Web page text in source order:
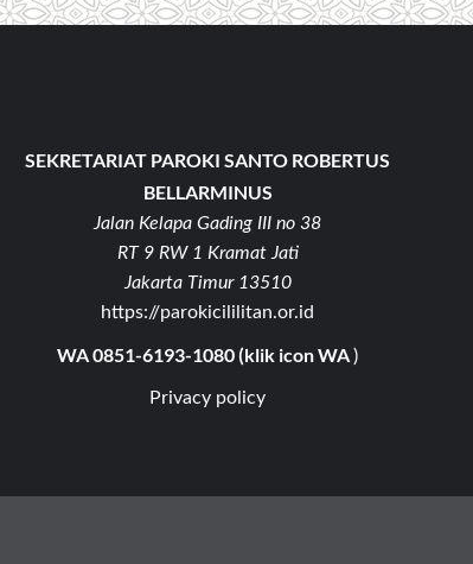
SEKRETARIAT PAROKI SANTO ROBERTUS
BELLARMINUS
Jalan Kelapa Gading III no 38
RT 9 RW 1 Kramat Jati
Jakarta Timur 13510
https://parokicililitan.or.id
WA 0851-6193-1080 (klik icon WA )
Privacy policy